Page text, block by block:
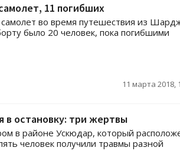
11 погибших
во время путешествия из
было 20 человек, пока погибшими
11 марта 2018,
в остановку: три жертвы
в районе Ускюдар, который
человек получили травмы разной